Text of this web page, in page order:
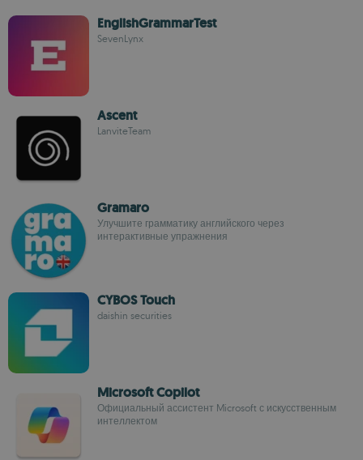
EnglishGrammarTest
SevenLynx
Ascent
LanviteTeam
Gramaro
Улучшите грамматику английского через
интерактивные упражнения
CYBOS Touch
daishin securities
Microsoft Copilot
Официальный ассистент Microsoft с искусственным
интеллектом